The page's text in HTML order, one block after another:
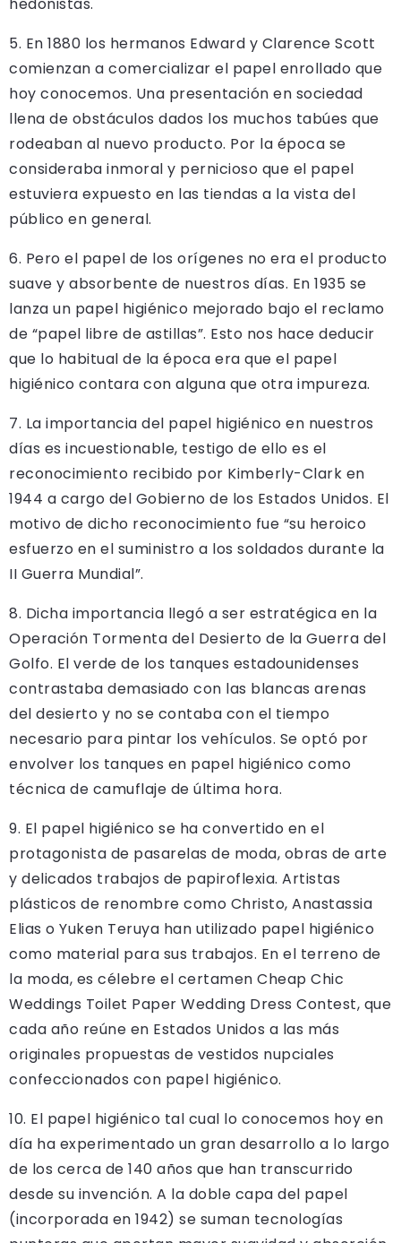
5. En 1880 los hermanos Edward y Clarence Scott
comienzan a comercializar el papel enrollado que
hoy conocemos. Una presentación en sociedad
llena de obstáculos dados los muchos tabúes que
rodeaban al nuevo producto. Por la época se
consideraba inmoral y pernicioso que el papel
estuviera expuesto en las tiendas a la vista del
público en general.
6. Pero el papel de los orígenes no era el producto
suave y absorbente de nuestros días. En 1935 se
lanza un papel higiénico mejorado bajo el reclamo
de “papel libre de astillas”. Esto nos hace deducir
que lo habitual de la época era que el papel
higiénico contara con alguna que otra impureza.
7. La importancia del papel higiénico en nuestros
días es incuestionable, testigo de ello es el
reconocimiento recibido por Kimberly-Clark en
1944 a cargo del Gobierno de los Estados Unidos. El
motivo de dicho reconocimiento fue “su heroico
esfuerzo en el suministro a los soldados durante la
II Guerra Mundial”.
8. Dicha importancia llegó a ser estratégica en la
Operación Tormenta del Desierto de la Guerra del
Golfo. El verde de los tanques estadounidenses
contrastaba demasiado con las blancas arenas
del desierto y no se contaba con el tiempo
necesario para pintar los vehículos. Se optó por
envolver los tanques en papel higiénico como
técnica de camuflaje de última hora.
9. El papel higiénico se ha convertido en el
protagonista de pasarelas de moda, obras de arte
y delicados trabajos de papiroflexia. Artistas
plásticos de renombre como Christo, Anastassia
Elias o Yuken Teruya han utilizado papel higiénico
como material para sus trabajos. En el terreno de
la moda, es célebre el certamen Cheap Chic
Weddings Toilet Paper Wedding Dress Contest, que
cada año reúne en Estados Unidos a las más
originales propuestas de vestidos nupciales
confeccionados con papel higiénico.
10. El papel higiénico tal cual lo conocemos hoy en
día ha experimentado un gran desarrollo a lo largo
de los cerca de 140 años que han transcurrido
desde su invención. A la doble capa del papel
(incorporada en 1942) se suman tecnologías